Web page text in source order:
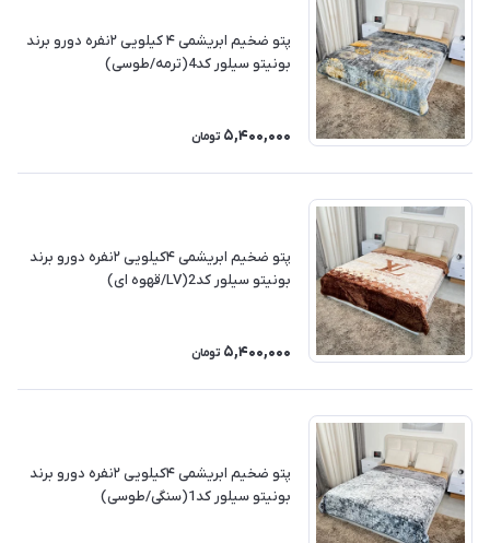
پتو ضخیم ابریشمی ۴ کیلویی ۲نفره دورو برند
بونیتو سیلور کد4(ترمه/طوسی)
5,400,000 تومان
پتو ضخیم ابریشمی ۴کیلویی ۲نفره دورو برند
بونیتو سیلور کد2(LV/قهوه ای)
5,400,000 تومان
پتو ضخیم ابریشمی ۴کیلویی ۲نفره دورو برند
بونیتو سیلور کد1(سنگی/طوسی)